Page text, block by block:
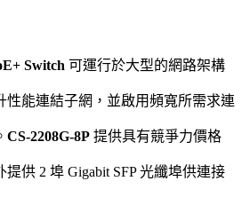
Switch 可運行於大型的網路架構
性能連結子網，並啟用頻寬所需求連
CS-2208G-8P 提供具有競爭力價格
供 2 埠 Gigabit SFP 光纖埠供連接